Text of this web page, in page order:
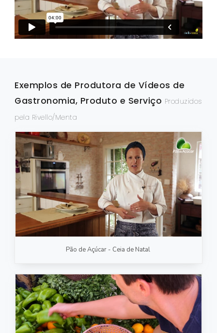
PRODUTO/SERVIÇO
FOTOGRAFIA
CORPORATIVO
VÍDEOS DE GASTRONOMIA
RECEITA / AULA
PRODUTO/SERVIÇO
INSTITUCIONAL
Exemplos de Produtora de Vídeos de
Gastronomia, Produto e Serviço Produzidos
pela Rivello/Menta
Pão de Açúcar - Ceia de Natal